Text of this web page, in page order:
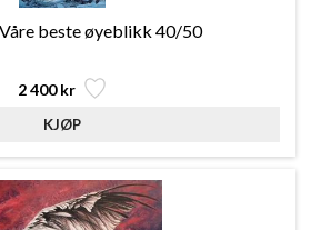
beste øyeblikk 40/50
2 400 kr